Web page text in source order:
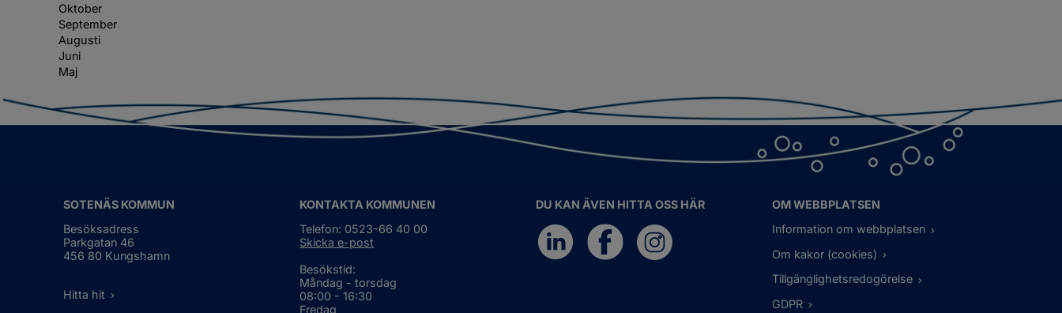
Oktober
September
Augusti
Juni
Maj
SOTENÄS KOMMUN
Besöksadress
Parkgatan 46
456 80 Kungshamn
Hitta hit
KONTAKTA KOMMUNEN
Telefon: 0523-66 40 00
Skicka e-post
Besökstid:
Måndag - torsdag
08:00 - 16:30
Fredag
DU KAN ÄVEN HITTA OSS HÄR
OM WEBBPLATSEN
Information om webbplatsen
Om kakor (cookies)
Tillgänglighetsredogörelse
GDPR